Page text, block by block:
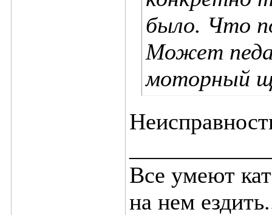
было. Что
Может
моторный
Все умеют
на нем